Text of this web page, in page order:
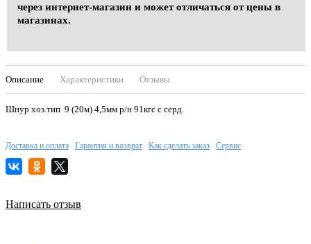
через интернет-магазин и может отличаться от цены в
магазинах.
Описание Характеристики Отзывы
Шнур хоз.тип 9 (20м) 4,5мм р/н 91кгс с серд.
Доставка и оплата Гарантия и возврат Как сделать заказ Сервис
Написать отзыв